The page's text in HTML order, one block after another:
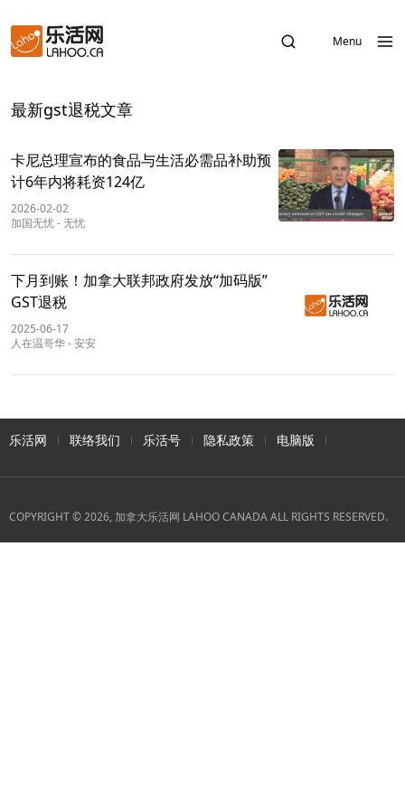
Menu
最新gst退税文章
卡尼总理宣布的食品与生活必需品补助预
计6年内将耗资124亿
2026-02-02
加国无忧-无忧
下月到账！加拿大联邦政府发放“加码版”
GST退税
2025-06-17
人在温哥华-安安
乐活网 联络我们 乐活号 隐私政策 电脑版
COPYRIGHT © 2026, 加拿大乐活网 LAHOO CANADA ALL RIGHTS RESERVED.